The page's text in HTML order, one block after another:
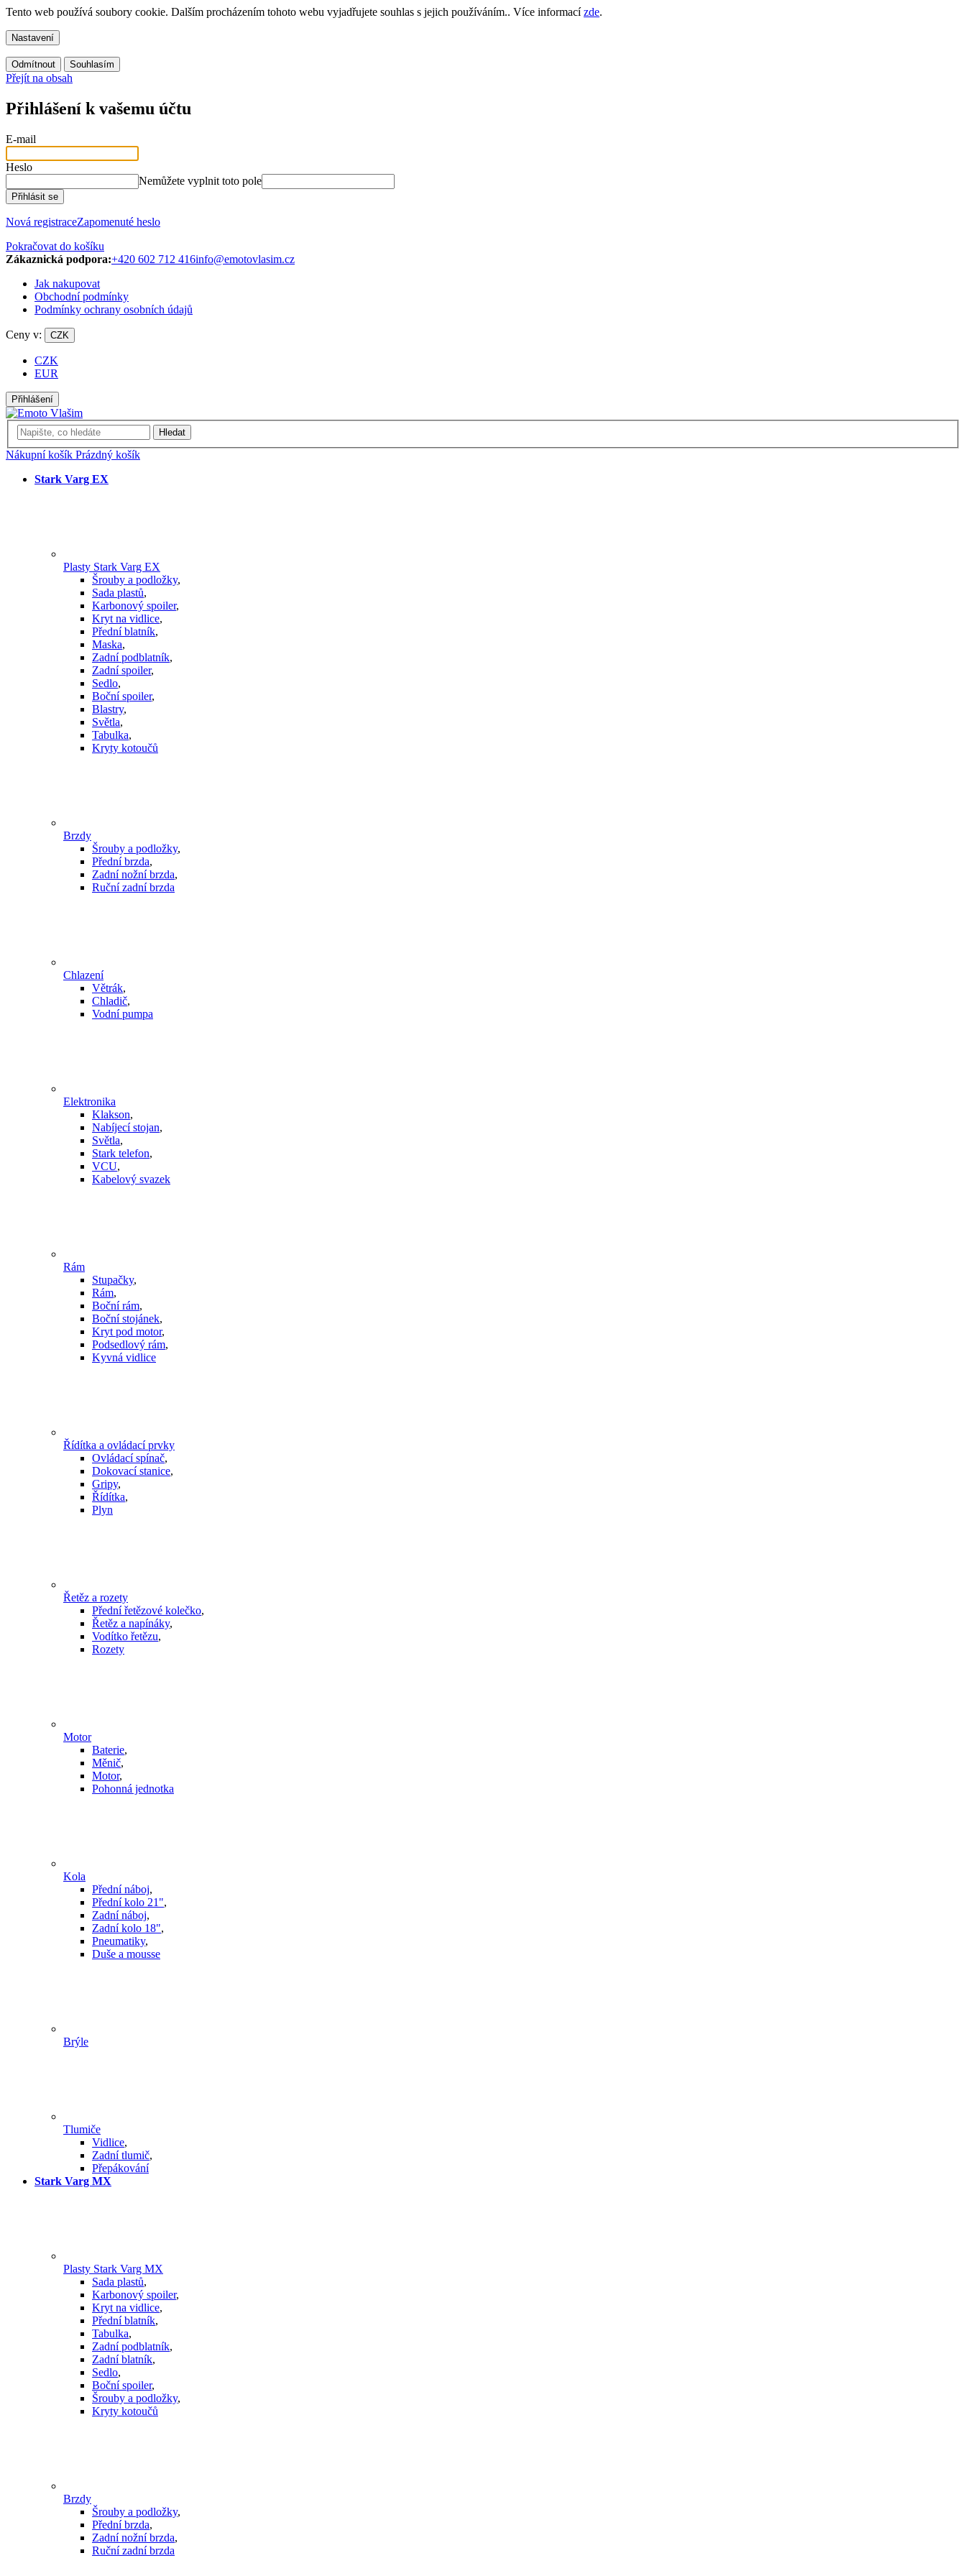
Tento web používá soubory cookie. Dalším procházením tohoto webu vyjadřujete souhlas s jejich používáním.. Více informacízde.
Nastavení
Odmítnout Souhlasím
Přejít na obsah
Přihlášení k vašemu účtu
E-mail
Heslo
Nemůžete vyplnit toto pole
Přihlásit se
Nová registraceZapomenuté heslo
Pokračovat do košíku
Zákaznická podpora:+420 602 712 416info@emotovlasim.cz
Jak nakupovat
Obchodní podmínky
Podmínky ochrany osobních údajů
Ceny v: CZK
CZK
EUR
Přihlášení
Hledat
Nákupní košík Prázdný košík
Stark Varg EX
Plasty Stark Varg EX
Šrouby a podložky,
Sada plastů,
Karbonový spoiler,
Kryt na vidlice,
Přední blatník,
Maska,
Zadní podblatník,
Zadní spoiler,
Sedlo,
Boční spoiler,
Blastry,
Světla,
Tabulka,
Kryty kotoučů
Brzdy
Šrouby a podložky,
Přední brzda,
Zadní nožní brzda,
Ruční zadní brzda
Chlazení
Větrák,
Chladič,
Vodní pumpa
Elektronika
Klakson,
Nabíjecí stojan,
Světla,
Stark telefon,
VCU,
Kabelový svazek
Rám
Stupačky,
Rám,
Boční rám,
Boční stojánek,
Kryt pod motor,
Podsedlový rám,
Kyvná vidlice
Řídítka a ovládací prvky
Ovládací spínač,
Dokovací stanice,
Gripy,
Řídítka,
Plyn
Řetěz a rozety
Přední řetězové kolečko,
Řetěz a napínáky,
Vodítko řetězu,
Rozety
Motor
Baterie,
Měnič,
Motor,
Pohonná jednotka
Kola
Přední náboj,
Přední kolo 21",
Zadní náboj,
Zadní kolo 18",
Pneumatiky,
Duše a mousse
Brýle
Tlumiče
Vidlice,
Zadní tlumič,
Přepákování
Stark Varg MX
Plasty Stark Varg MX
Sada plastů,
Karbonový spoiler,
Kryt na vidlice,
Přední blatník,
Tabulka,
Zadní podblatník,
Zadní blatník,
Sedlo,
Boční spoiler,
Šrouby a podložky,
Kryty kotoučů
Brzdy
Šrouby a podložky,
Přední brzda,
Zadní nožní brzda,
Ruční zadní brzda